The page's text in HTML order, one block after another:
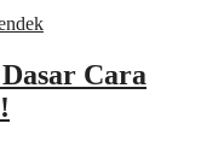
Cara